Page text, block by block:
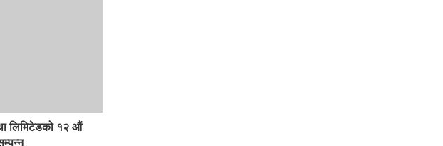
लिमिटेडको १२ औं